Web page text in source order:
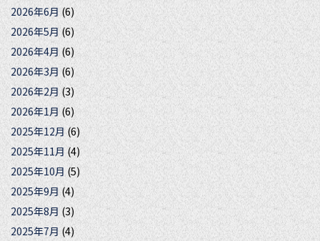
2026年6月(6)
2026年5月(6)
2026年4月(6)
2026年3月 (6)
2026年2月(3)
2026年1月(6)
2025年12月(6)
2025年11月 (4)
2025年10月 (5)
2025年9月 (4)
2025年8月 (3)
2025年7月(4)